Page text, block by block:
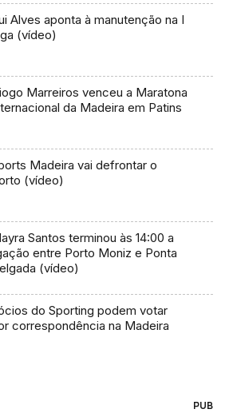
Alves aponta à manutenção na I
(vídeo)
Marreiros venceu a Maratona
da Madeira em Patins
Madeira vai defrontar o
(vídeo)
Santos terminou às 14:00 a
entre Porto Moniz e Ponta
(vídeo)
do Sporting podem votar
correspondência na Madeira
PUB